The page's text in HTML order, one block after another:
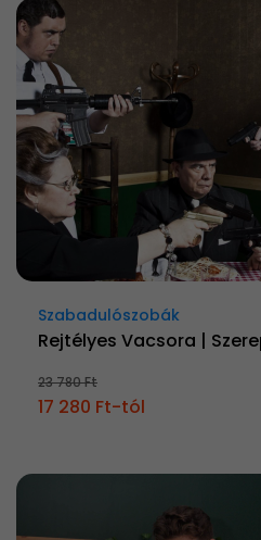
Szabadulószobák
Rejtélyes Vacsora |
23 780 Ft
17 280 Ft-tól